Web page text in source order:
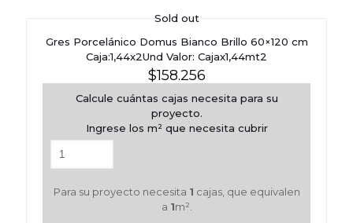
Sold out
Gres Porcelánico Domus Bianco Brillo 60×120 cm
Caja:1,44x2Und Valor: Cajax1,44mt2
$158.256
Calcule cuántas cajas necesita para su
proyecto.
Ingrese los m² que necesita cubrir
Para su proyecto necesita 1 cajas, que equivalen
a 1m².